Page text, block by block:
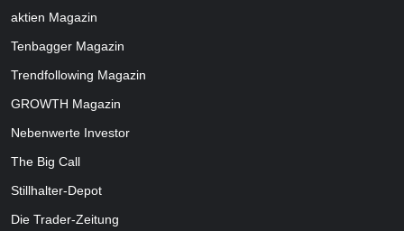
aktien Magazin
Tenbagger Magazin
Trendfollowing Magazin
GROWTH Magazin
Nebenwerte Investor
The Big Call
Stillhalter-Depot
Die Trader-Zeitung